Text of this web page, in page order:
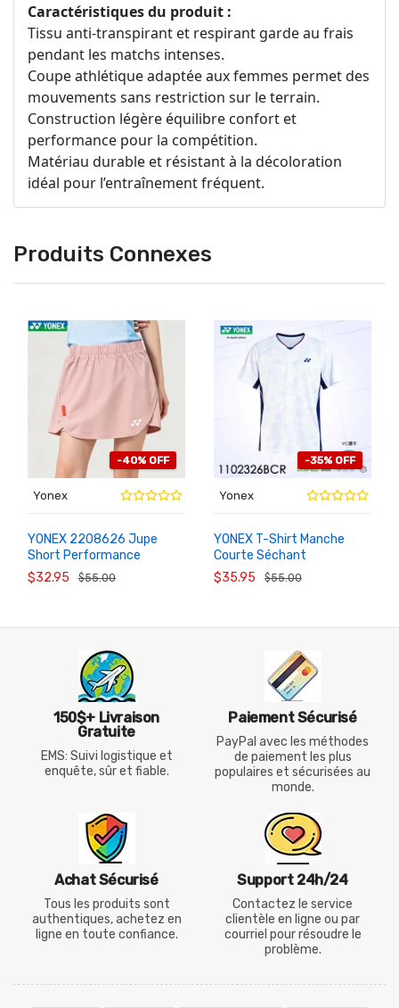
Caractéristiques du produit :
Tissu anti-transpirant et respirant garde au frais
pendant les matchs intenses.
Coupe athlétique adaptée aux femmes permet des
mouvements sans restriction sur le terrain.
Construction légère équilibre confort et
performance pour la compétition.
Matériau durable et résistant à la décoloration
idéal pour l’entraînement fréquent.
Produits Connexes
-40% OFF
Yonex
YONEX 2208626 Jupe
Short Performance
Séchant Badminton
Femme
$32.95 $55.00
AU
-35% OFF
Yonex
YONEX T-Shirt Manche
Courte Séchant
Entraînement Badminton
1102326BCR
$35.95 $55.00
AU
150$+ Livraison
Gratuite
EMS: Suivi logistique et
enquête, sûr et fiable.
Paiement Sécurisé
PayPal avec les méthodes
de paiement les plus
populaires et sécurisées au
monde.
Achat Sécurisé
Tous les produits sont
authentiques, achetez en
ligne en toute confiance.
Support 24h/24
Contactez le service
clientèle en ligne ou par
courriel pour résoudre le
problème.